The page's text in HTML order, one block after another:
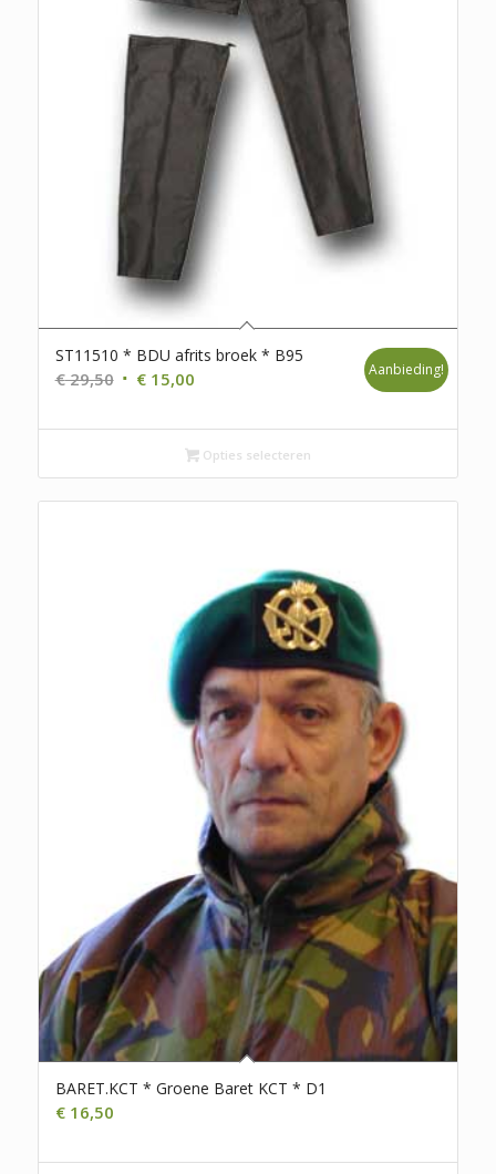
ST11510 * BDU afrits broek * B95
€29,50 Oorspronkelijke
was:
€15,00Huidige
is:
€ 15,00.
Aanbieding!
Opties selecteren
BARET.KCT * Groene Baret KCT * D1
€16,50